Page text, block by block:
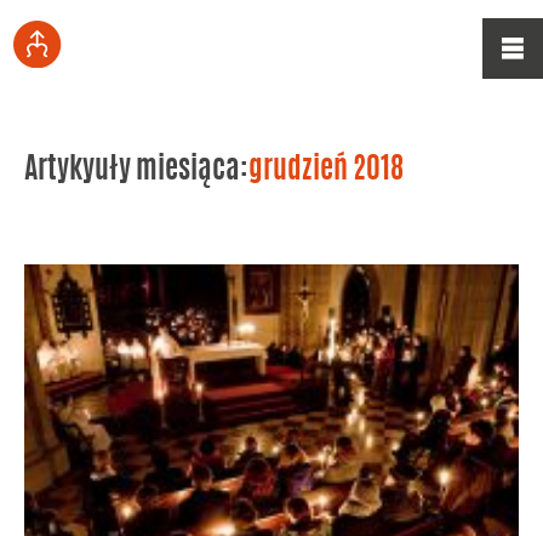
Artykyuły miesiąca:grudzień 2018